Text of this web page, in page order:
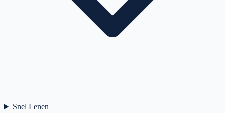
Snel Lenen